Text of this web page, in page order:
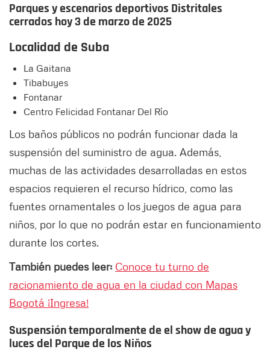
Parques y escenarios deportivos Distritales
cerrados hoy 3 de marzo de 2025
Localidad de Suba
La Gaitana
Tibabuyes
Fontanar
Centro Felicidad Fontanar Del Río
Los baños públicos no podrán funcionar dada la
suspensión del suministro de agua. Además,
muchas de las actividades desarrolladas en estos
espacios requieren el recurso hídrico, como las
fuentes ornamentales o los juegos de agua para
niños, por lo que no podrán estar en funcionamiento
durante los cortes.
También puedes leer: Conoce tu turno de
racionamiento de agua en la ciudad con Mapas
Bogotá ¡Ingresa!
Suspensión temporalmente de el show de agua y
luces del Parque de los Niños